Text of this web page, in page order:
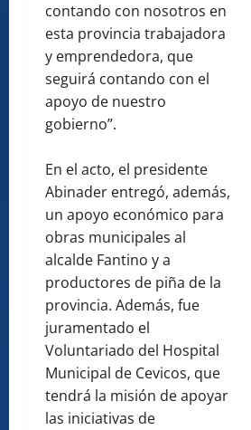
contando con nosotros en
esta provincia trabajadora
y emprendedora, que
seguirá contando con el
apoyo de nuestro
gobierno”.
En el acto, el presidente
Abinader entregó, además,
un apoyo económico para
obras municipales al
alcalde Fantino y a
productores de piña de la
provincia. Además, fue
juramentado el
Voluntariado del Hospital
Municipal de Cevicos, que
tendrá la misión de apoyar
las iniciativas de